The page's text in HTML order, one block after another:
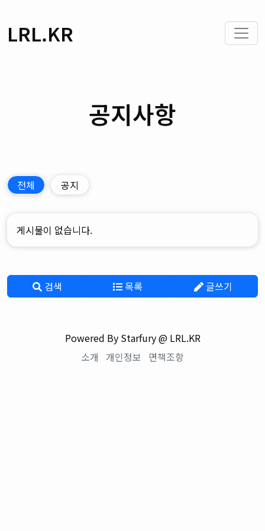
LRL.KR
공지사항
전체 공지
게시물이 없습니다.
검색 목록 글쓰기
Powered By Starfury @ LRL.KR
소개 개인정보 면책조항